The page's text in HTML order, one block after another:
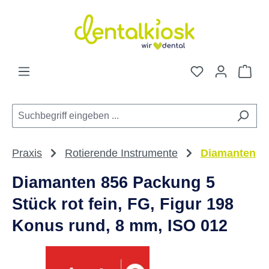
Zum Hauptinhalt springen
Du hast 0
Praxis Rotierende Instrumente Diamanten
Diamanten 856 Packung 5
Stück rot fein, FG, Figur 198
Konus rund, 8 mm, ISO 012